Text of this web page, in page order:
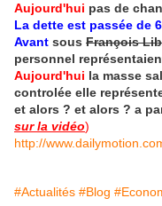
Aujourd'hui pas de
La dette est passée de
Avant sous François
personnel
Aujourd'hui la masse
controlée elle
et alors ? et alors ? a
sur la vidéo)
http://
#Actualités #Blog